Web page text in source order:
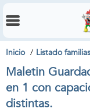
Inicio Listado familias
Maletin
en 1 con
distintas.